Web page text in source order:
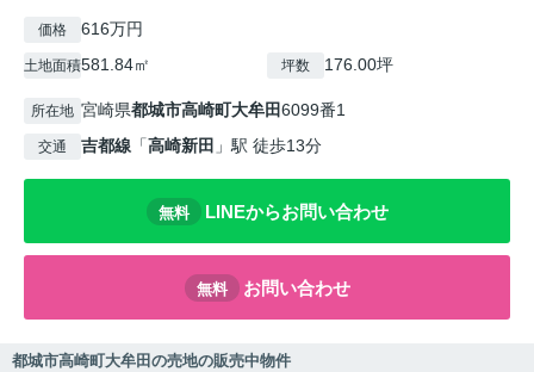
価格 616万円
土地面積581.84㎡ 坪数 176.00坪
所在地 宮崎県都城市高崎町大牟田6099番1
交通 吉都線 「高崎新田 」駅 徒歩13分
無料 LINEからお問い合わせ
無料 お問い合わせ
都城市高崎町大牟田の売地の販売中物件